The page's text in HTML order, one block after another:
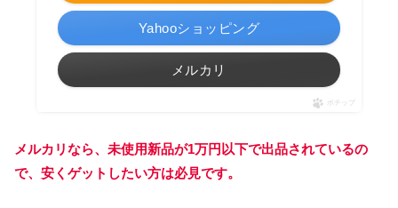
Yahooショッピング
メルカリ
ポチップ
メルカリなら、未使用新品が1万円以下で出品されているの
で、安くゲットしたい方は必見です。